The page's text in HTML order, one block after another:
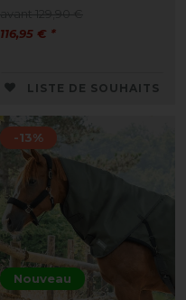
116,95 € *
LISTE DE SOUHAITS
Nouveau
-13%